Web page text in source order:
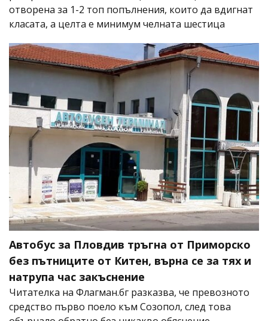
отворена за 1-2 топ попълнения, които да вдигнат
класата, а целта е минимум челната шестица
Автобус за Пловдив тръгна от Приморско
без пътниците от Китен, върна се за тях и
натрупа час закъснение
Читателка на Флагман.бг разказва, че превозното
средство първо поело към Созопол, след това